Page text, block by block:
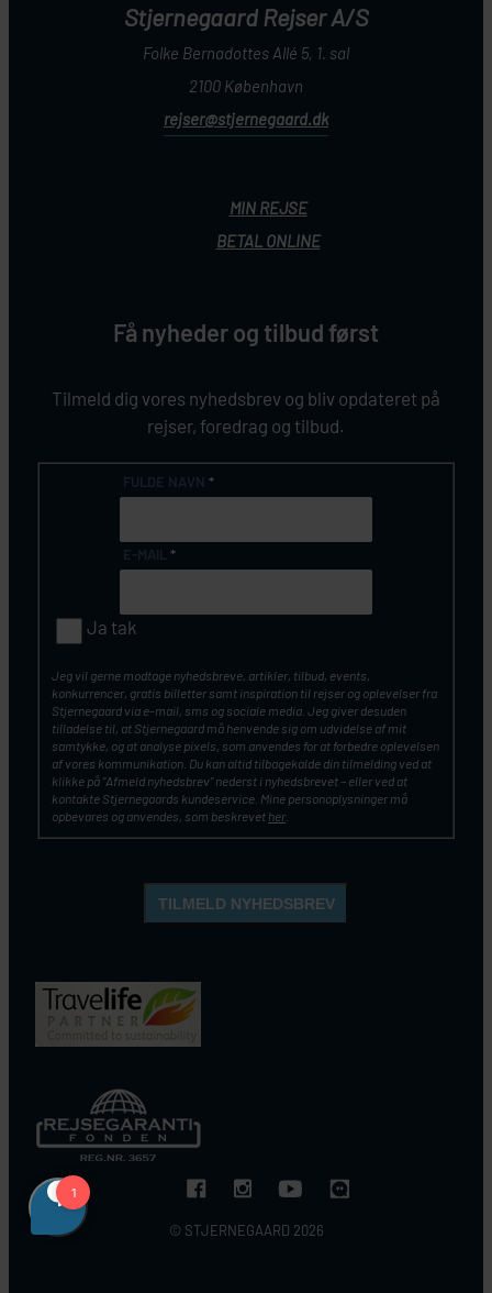
© STJERNEGAARD 2026
Stjernegaard Rejser A/S
Folke Bernadottes Allé 5, 1. sal
2100 København
rejser@stjernegaard.dk
MIN REJSE
BETAL ONLINE
Få nyheder og tilbud først
Tilmeld dig vores nyhedsbrev og bliv opdateret på
rejser, foredrag og tilbud.
*
*
Ja tak
Jeg vil gerne modtage nyhedsbreve, artikler, tilbud, events,
konkurrencer, gratis billetter samt inspiration til rejser og oplevelser fra
Stjernegaard via e-mail, sms og sociale media. Jeg giver desuden
tilladelse til, at Stjernegaard må henvende sig om udvidelse af mit
samtykke, og at analyse pixels, som anvendes for at forbedre oplevelsen
af vores kommunikation. Du kan altid tilbagekalde din tilmelding ved at
klikke på ”Afmeld nyhedsbrev” nederst i nyhedsbrevet – eller ved at
kontakte Stjernegaards kundeservice. Mine personoplysninger må
opbevares og anvendes, som beskrevet her